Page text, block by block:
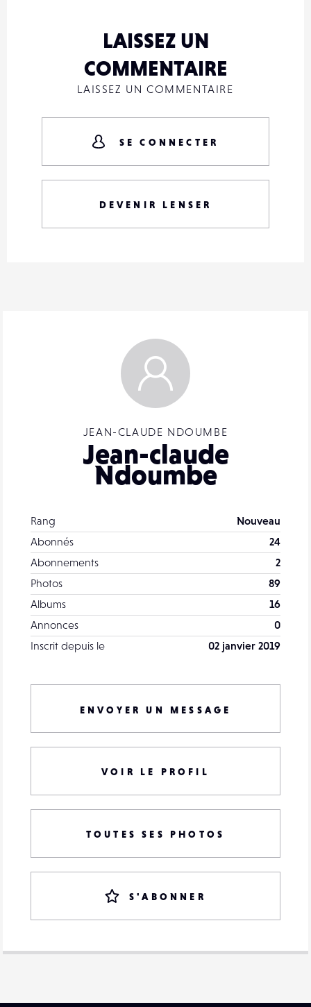
JEAN-CLAUDE NDOUMBE
Jean-claude
Ndoumbe
Rang
Nouveau
Abonnés
24
Abonnements
2
Photos
89
Albums
16
Annonces
0
Inscrit depuis le
02 janvier 2019
ENVOYER UN MESSAGE
VOIR LE PROFIL
TOUTES SES PHOTOS
S'ABONNER
LAISSEZ UN
COMMENTAIRE
LAISSEZ UN COMMENTAIRE
SE CONNECTER
DEVENIR LENSER